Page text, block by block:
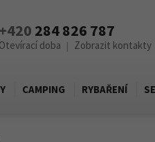
+420 284 826 787
Otevírací doba | Zobrazit kontakty
CAMPING RYBAŘENÍ